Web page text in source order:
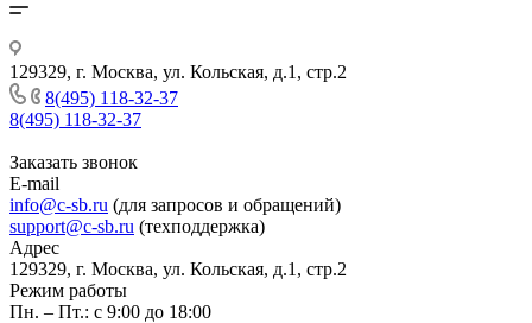
129329, г. Москва, ул. Кольская, д.1, стр.2
8(495) 118-32-37
8(495) 118-32-37
Заказать звонок
E-mail
info@c-sb.ru (для запросов и обращений)
support@c-sb.ru (техподдержка)
Адрес
129329, г. Москва, ул. Кольская, д.1, стр.2
Режим работы
Пн. – Пт.: с 9:00 до 18:00